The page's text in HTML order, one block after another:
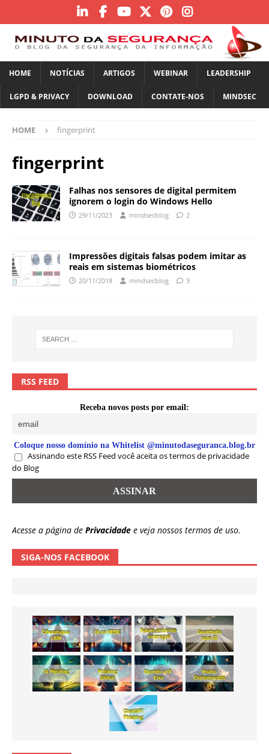
HOME NOTÍCIAS ARTIGOS WEBINAR LEADERSHIP
LGPD & PRIVACY DOWNLOAD CONTATE-NOS MINDSEC
HOME fingerprint
fingerprint
Falhas nos sensores de digital permitem
ignorem o login do Windows Hello
29/11/2023 mindsecblog 2
Impressões digitais falsas podem imitar as
reais em sistemas biométricos
20/11/2018 mindsecblog 3
RSS FEED
Receba novos posts por email:
Coloque nosso domínio na Whitelist @minutodaseguranca.blog.br
Assinando este RSS Feed você aceita os termos de privacidade
do Blog
Acesse a página de Privacidade e veja nossos termos de uso.
SIGA-NOS FACEBOOK